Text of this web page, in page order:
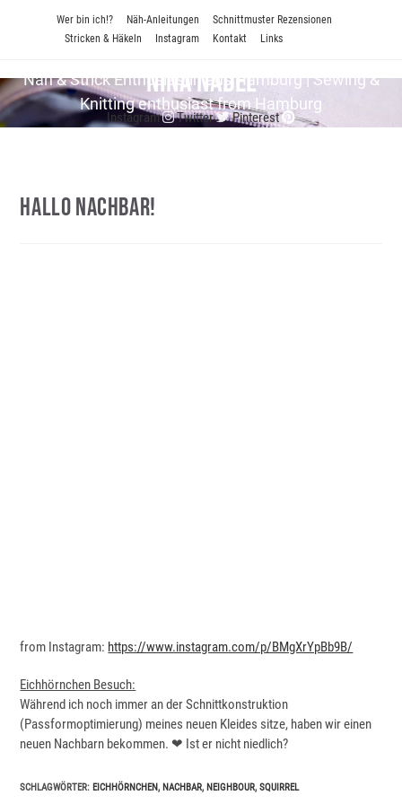
Wer bin ich!? Näh-Anleitungen
Schnittmuster Rezensionen
Stricken & Häkeln
Instagram Kontakt Links
Nina Nadel
Näh & Strick En­thu­si­as­tin aus Hamburg | Sewing &
Knitting enthusiast from Hamburg
Instagram Twitter Pinterest
Hallo Nachbar!
from Instagram: https://www.instagram.com/p/BMgXrYpBb9B/
Eichhörnchen Besuch:
Während ich noch immer an der Schnittkonstruktion
(Passformoptimierung) meines neuen Kleides sitze, haben wir einen
neuen Nachbarn bekommen. ❤ Ist er nicht niedlich?
SCHLAGWÖRTER: EICHHÖRNCHEN, NACHBAR, NEIGHBOUR, SQUIRREL